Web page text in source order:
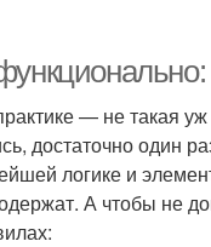
— не такая
достаточно один
логике и
А чтобы не